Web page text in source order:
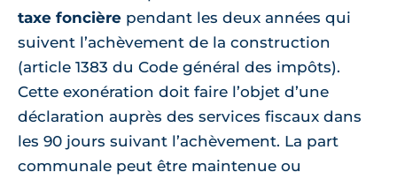
taxe foncière pendant les deux années qui
suivent l’achèvement de la construction
(article 1383 du Code général des impôts).
Cette exonération doit faire l’objet d’une
déclaration auprès des services fiscaux dans
les 90 jours suivant l’achèvement. La part
communale peut être maintenue ou